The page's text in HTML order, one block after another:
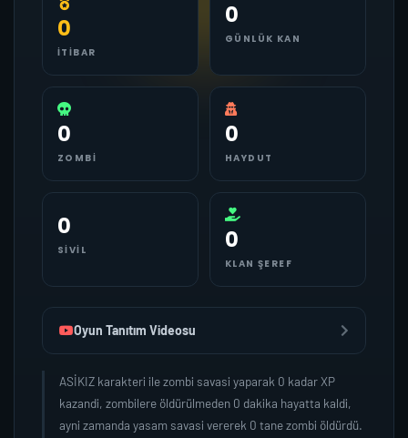
0
İTIBAR
0
GÜNLÜK KAN
0
ZOMBI
0
HAYDUT
0
SIVIL 0
KLAN ŞEREF
Oyun Tanıtım Videosu
ASİKIZ karakteri ile zombi savasi yaparak 0 kadar XP
kazandi, zombilere öldürülmeden 0 dakika hayatta kaldi,
ayni zamanda yasam savasi vererek 0 tane zombi öldürdü.